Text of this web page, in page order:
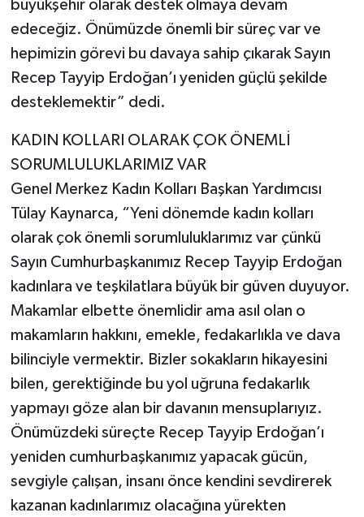
büyükşehir olarak destek olmaya devam
edeceğiz. Önümüzde önemli bir süreç var ve
hepimizin görevi bu davaya sahip çıkarak Sayın
Recep Tayyip Erdoğan’ı yeniden güçlü şekilde
desteklemektir” dedi.
KADIN KOLLARI OLARAK ÇOK ÖNEMLİ
SORUMLULUKLARIMIZ VAR
Genel Merkez Kadın Kolları Başkan Yardımcısı
Tülay Kaynarca, “Yeni dönemde kadın kolları
olarak çok önemli sorumluluklarımız var çünkü
Sayın Cumhurbaşkanımız Recep Tayyip Erdoğan
kadınlara ve teşkilatlara büyük bir güven duyuyor.
Makamlar elbette önemlidir ama asıl olan o
makamların hakkını, emekle, fedakarlıkla ve dava
bilinciyle vermektir. Bizler sokakların hikayesini
bilen, gerektiğinde bu yol uğruna fedakarlık
yapmayı göze alan bir davanın mensuplarıyız.
Önümüzdeki süreçte Recep Tayyip Erdoğan’ı
yeniden cumhurbaşkanımız yapacak gücün,
sevgiyle çalışan, insanı önce kendini sevdirerek
kazanan kadınlarımız olacağına yürekten